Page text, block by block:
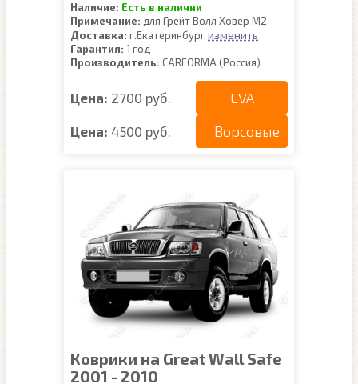
Наличие: Есть в наличии
Примечание: для Грейт Волл Ховер М2
Доставка: г.Екатеринбургизменить
Гарантия: 1 год
Производитель: CARFORMA (Россия)
Цена: 2700 руб. EVA
Цена: 4500 руб. Ворсовые
Коврики на Great Wall Safe
2001 - 2010